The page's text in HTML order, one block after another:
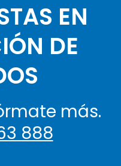
EN
DE
más.
888